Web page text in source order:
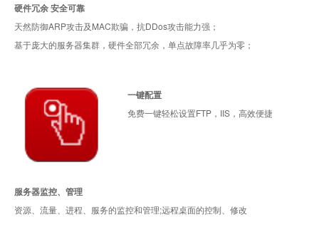
硬件冗余 安全可靠
天然防御ARP攻击及MAC欺骗，抗DDos攻击能力强；
基于庞大的服务器集群，硬件全部冗余，单点故障率几乎为零；
一键配置
免费一键轻松设置FTP，IIS，高效便捷
服务器监控、管理
资源、流量、进程、服务的监控和管理;远程桌面的控制、修改